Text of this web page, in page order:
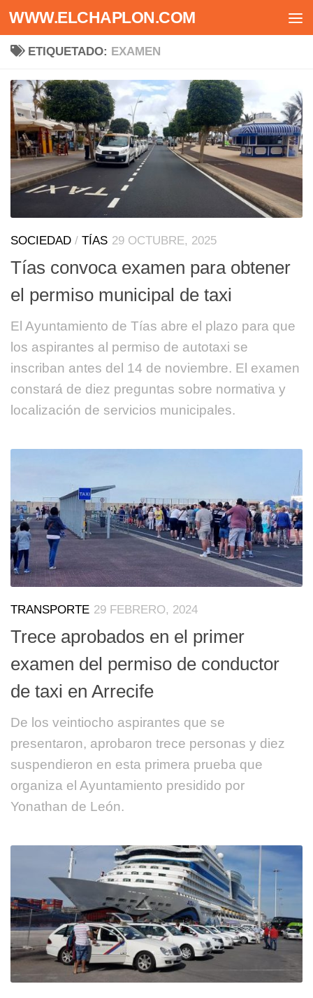
Saltar al contenido
WWW.ELCHAPLON.COM
ETIQUETADO: EXAMEN
SOCIEDAD / TÍAS 29 OCTUBRE, 2025
Tías convoca examen para obtener
el permiso municipal de taxi
El Ayuntamiento de Tías abre el plazo para que
los aspirantes al permiso de autotaxi se
inscriban antes del 14 de noviembre. El examen
constará de diez preguntas sobre normativa y
localización de servicios municipales.
TRANSPORTE 29 FEBRERO, 2024
Trece aprobados en el primer
examen del permiso de conductor
de taxi en Arrecife
De los veintiocho aspirantes que se
presentaron, aprobaron trece personas y diez
suspendieron en esta primera prueba que
organiza el Ayuntamiento presidido por
Yonathan de León.